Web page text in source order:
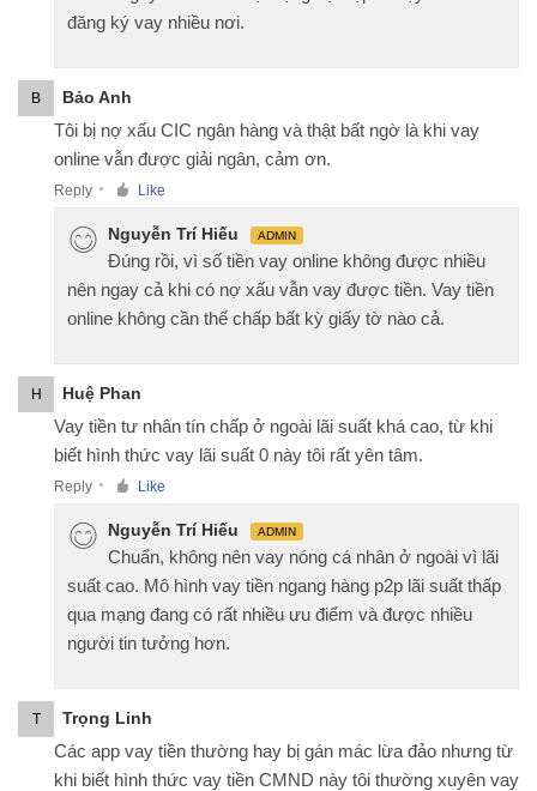
đăng ký vay nhiều nơi.
B Bảo Anh
Tôi bị nợ xấu CIC ngân hàng và thật bất ngờ là khi vay
online vẫn được giải ngân, cảm ơn.
Reply ● Like
Nguyễn Trí Hiếu ADMIN
Đúng rồi, vì số tiền vay online không được nhiều
nên ngay cả khi có nợ xấu vẫn vay được tiền. Vay tiền
online không cần thế chấp bất kỳ giấy tờ nào cả.
H Huệ Phan
Vay tiền tư nhân tín chấp ở ngoài lãi suất khá cao, từ khi
biết hình thức vay lãi suất 0 này tôi rất yên tâm.
Reply ● Like
Nguyễn Trí Hiếu ADMIN
Chuẩn, không nên vay nóng cá nhân ở ngoài vì lãi
suất cao. Mô hình vay tiền ngang hàng p2p lãi suất thấp
qua mạng đang có rất nhiều ưu điểm và được nhiều
người tin tưởng hơn.
T Trọng Linh
Các app vay tiền thường hay bị gán mác lừa đảo nhưng từ
khi biết hình thức vay tiền CMND này tôi thường xuyên vay